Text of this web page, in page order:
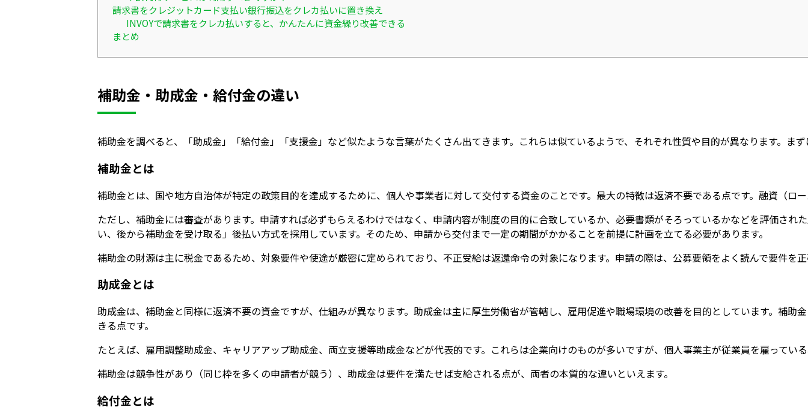
請求書をクレジットカード支払い銀行振込をクレカ払いに置き換え
INVOYで請求書をクレカ払いすると、かんたんに資金繰り改善できる
まとめ
補助金・助成金・給付金の違い
補助金を調べると、「助成金」「給付金」「支援金」など似たような言葉がたくさん出てきます。これらは似ているようで、それぞれ性質や目的が異なります。ま
補助金とは
補助金とは、国や地方自治体が特定の政策目的を達成するために、個人や事業者に対して交付する資金のことです。最大の特徴は返済不要である点です。融資（ロ
ただし、補助金には審査があります。申請すれば必ずもらえるわけではなく、申請内容が制度の目的に合致しているか、必要書類がそろっているかなどを評価され
い、後から補助金を受け取る」後払い方式を採用しています。そのため、申請から交付まで一定の期間がかかることを前提に計画を立てる必要があります。
補助金の財源は主に税金であるため、対象要件や使途が厳密に定められており、不正受給は返還命令の対象になります。申請の際は、公募要領をよく読んで要件を
助成金とは
助成金は、補助金と同様に返済不要の資金ですが、仕組みが異なります。助成金は主に厚生労働省が管轄し、雇用促進や職場環境の改善を目的としています。補助
きる点です。
たとえば、雇用調整助成金、キャリアアップ助成金、両立支援等助成金などが代表的です。これらは企業向けのものが多いですが、個人事業主が従業員を雇ってい
補助金は競争性があり（同じ枠を多くの申請者が競う）、助成金は要件を満たせば支給される点が、両者の本質的な違いといえます。
給付金とは